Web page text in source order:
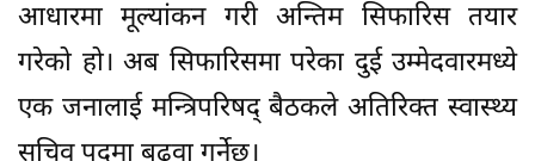
आधारमा मूल्यांकन गरी अन्तिम सिफारिस तयार
गरेको हो। अब सिफारिसमा परेका दुई उम्मेदवारमध्ये
एक जनालाई मन्त्रिपरिषद् बैठकले अतिरिक्त स्वास्थ्य